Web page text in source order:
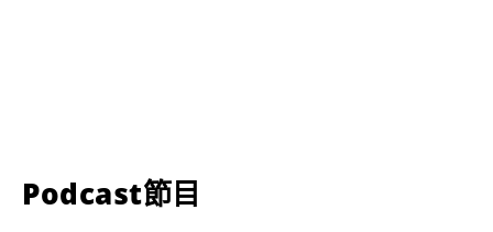
Podcast節目